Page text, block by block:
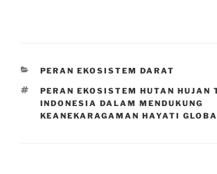
CATEGORIES
PERAN EKOSISTEM DARAT
TAGS
PERAN EKOSISTEM HUTAN HUJAN
INDONESIA DALAM MENDUKUNG
KEANEKARAGAMAN HAYATI